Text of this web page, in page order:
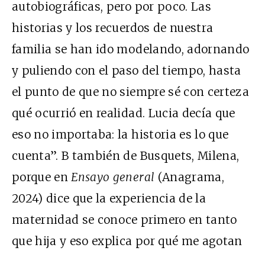
autobiográficas, pero por poco. Las
historias y los recuerdos de nuestra
familia se han ido modelando, adornando
y puliendo con el paso del tiempo, hasta
el punto de que no siempre sé con certeza
qué ocurrió en realidad. Lucia decía que
eso no importaba: la historia es lo que
cuenta”. B también de Busquets, Milena,
porque enEnsayo general (Anagrama,
2024) dice que la experiencia de la
maternidad se conoce primero en tanto
que hija y eso explica por qué me agotan